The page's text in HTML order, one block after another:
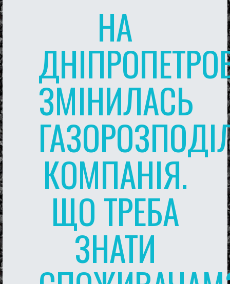
НА
ЗМІНИЛАСЬ
КОМПАНІЯ.
ЩО ТРЕБА
ЗНАТИ